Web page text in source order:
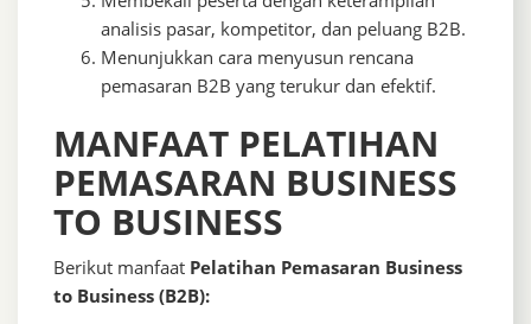
analisis pasar, kompetitor, dan peluang B2B.
Menunjukkan cara menyusun rencana
pemasaran B2B yang terukur dan efektif.
MANFAAT PELATIHAN
PEMASARAN BUSINESS
TO BUSINESS
Berikut manfaat Pelatihan Pemasaran Business
to Business (B2B):